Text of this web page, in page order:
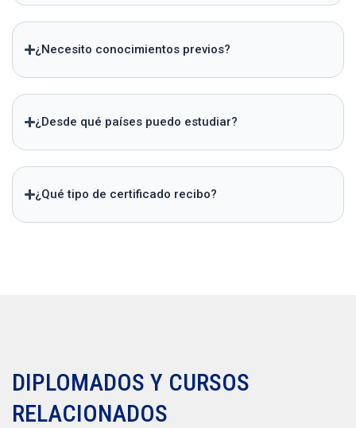
¿Necesito conocimientos previos?
¿Desde qué países puedo estudiar?
¿Qué tipo de certificado recibo?
DIPLOMADOS Y CURSOS
RELACIONADOS